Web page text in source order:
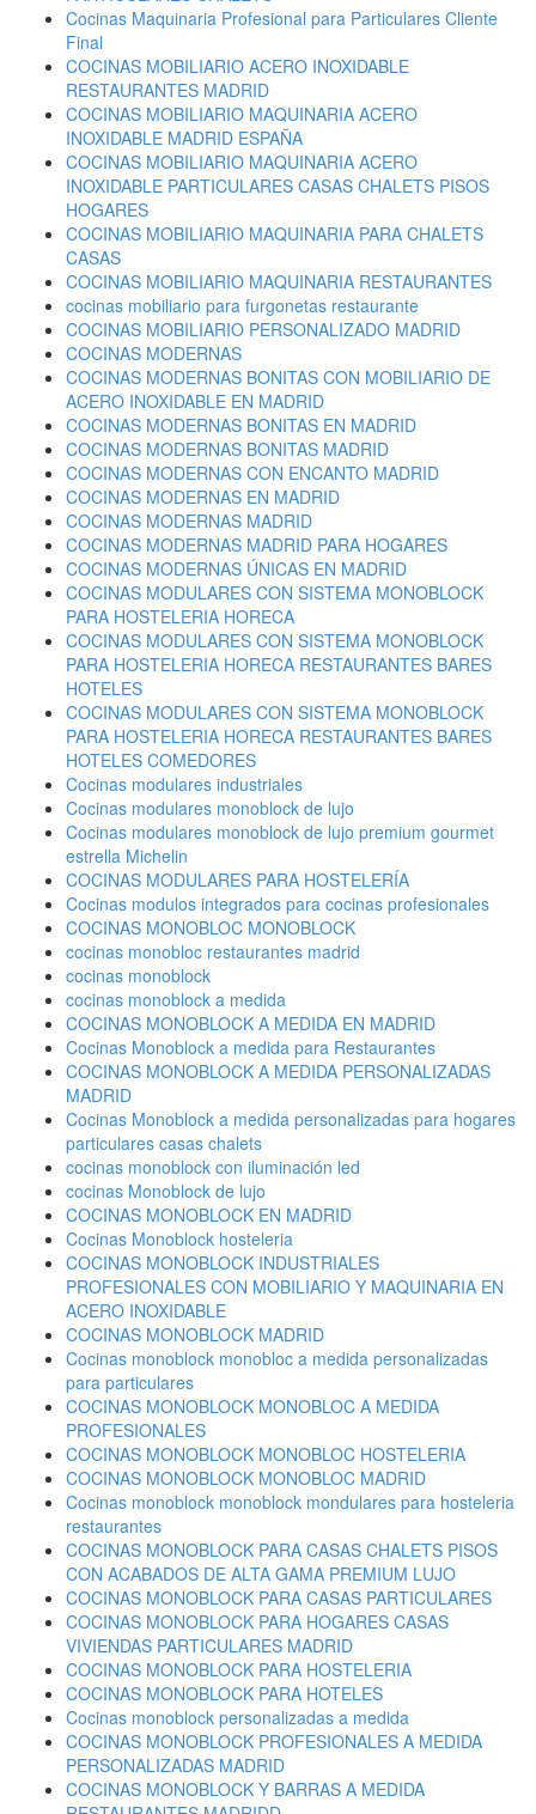
Cocinas Maquinaria Profesional para Particulares Cliente
Final
COCINAS MOBILIARIO ACERO INOXIDABLE
RESTAURANTES MADRID
COCINAS MOBILIARIO MAQUINARIA ACERO
INOXIDABLE MADRID ESPAÑA
COCINAS MOBILIARIO MAQUINARIA ACERO
INOXIDABLE PARTICULARES CASAS CHALETS PISOS
HOGARES
COCINAS MOBILIARIO MAQUINARIA PARA CHALETS
CASAS
COCINAS MOBILIARIO MAQUINARIA RESTAURANTES
cocinas mobiliario para furgonetas restaurante
COCINAS MOBILIARIO PERSONALIZADO MADRID
COCINAS MODERNAS
COCINAS MODERNAS BONITAS CON MOBILIARIO DE
ACERO INOXIDABLE EN MADRID
COCINAS MODERNAS BONITAS EN MADRID
COCINAS MODERNAS BONITAS MADRID
COCINAS MODERNAS CON ENCANTO MADRID
COCINAS MODERNAS EN MADRID
COCINAS MODERNAS MADRID
COCINAS MODERNAS MADRID PARA HOGARES
COCINAS MODERNAS ÚNICAS EN MADRID
COCINAS MODULARES CON SISTEMA MONOBLOCK
PARA HOSTELERIA HORECA
COCINAS MODULARES CON SISTEMA MONOBLOCK
PARA HOSTELERIA HORECA RESTAURANTES BARES
HOTELES
COCINAS MODULARES CON SISTEMA MONOBLOCK
PARA HOSTELERIA HORECA RESTAURANTES BARES
HOTELES COMEDORES
Cocinas modulares industriales
Cocinas modulares monoblock de lujo
Cocinas modulares monoblock de lujo premium gourmet
estrella Michelin
COCINAS MODULARES PARA HOSTELERÍA
Cocinas modulos integrados para cocinas profesionales
COCINAS MONOBLOC MONOBLOCK
cocinas monobloc restaurantes madrid
cocinas monoblock
cocinas monoblock a medida
COCINAS MONOBLOCK A MEDIDA EN MADRID
Cocinas Monoblock a medida para Restaurantes
COCINAS MONOBLOCK A MEDIDA PERSONALIZADAS
MADRID
Cocinas Monoblock a medida personalizadas para hogares
particulares casas chalets
cocinas monoblock con iluminación led
cocinas Monoblock de lujo
COCINAS MONOBLOCK EN MADRID
Cocinas Monoblock hosteleria
COCINAS MONOBLOCK INDUSTRIALES
PROFESIONALES CON MOBILIARIO Y MAQUINARIA EN
ACERO INOXIDABLE
COCINAS MONOBLOCK MADRID
Cocinas monoblock monobloc a medida personalizadas
para particulares
COCINAS MONOBLOCK MONOBLOC A MEDIDA
PROFESIONALES
COCINAS MONOBLOCK MONOBLOC HOSTELERIA
COCINAS MONOBLOCK MONOBLOC MADRID
Cocinas monoblock monoblock mondulares para hosteleria
restaurantes
COCINAS MONOBLOCK PARA CASAS CHALETS PISOS
CON ACABADOS DE ALTA GAMA PREMIUM LUJO
COCINAS MONOBLOCK PARA CASAS PARTICULARES
COCINAS MONOBLOCK PARA HOGARES CASAS
VIVIENDAS PARTICULARES MADRID
COCINAS MONOBLOCK PARA HOSTELERIA
COCINAS MONOBLOCK PARA HOTELES
Cocinas monoblock personalizadas a medida
COCINAS MONOBLOCK PROFESIONALES A MEDIDA
PERSONALIZADAS MADRID
COCINAS MONOBLOCK Y BARRAS A MEDIDA